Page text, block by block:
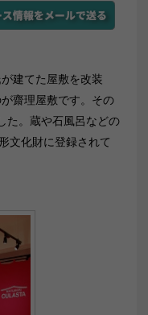
建てた屋敷を改装
齋理屋敷です。その
た。蔵や石風呂などの
文化財に登録されて